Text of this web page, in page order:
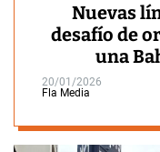
Nuevas
desafío de
una
20/01/2026
Fla Media